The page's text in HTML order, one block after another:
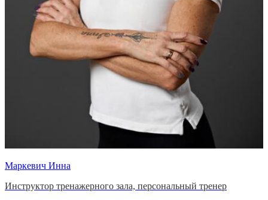
Маркевич Инна
Инструктор тренажерного зала, персональный тренер